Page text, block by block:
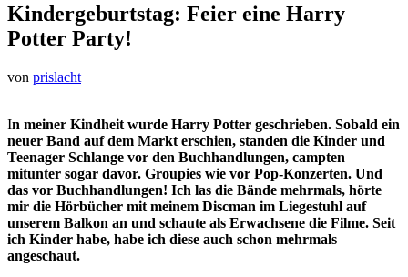
Kindergeburtstag: Feier eine Harry
Potter Party!
von prislacht
In meiner Kindheit wurde Harry Potter geschrieben. Sobald ein
neuer Band auf dem Markt erschien, standen die Kinder und
Teenager Schlange vor den Buchhandlungen, campten
mitunter sogar davor. Groupies wie vor Pop-Konzerten. Und
das vor Buchhandlungen! Ich las die Bände mehrmals, hörte
mir die Hörbücher mit meinem Discman im Liegestuhl auf
unserem Balkon an und schaute als Erwachsene die Filme. Seit
ich Kinder habe, habe ich diese auch schon mehrmals
angeschaut.